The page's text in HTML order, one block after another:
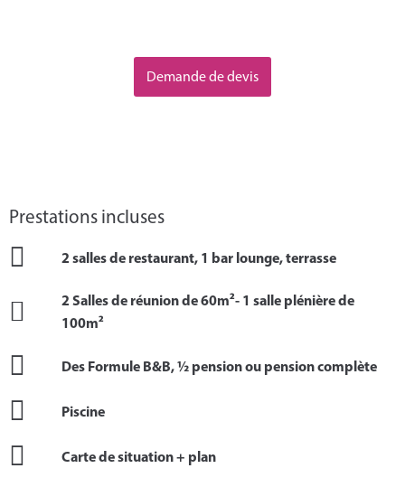
Demande de devis
Prestations incluses
2 salles de restaurant, 1 bar lounge, terrasse
2 Salles de réunion de 60m²- 1 salle plénière de
100m²
Des Formule B&B, ½ pension ou pension complète
Piscine
Carte de situation + plan